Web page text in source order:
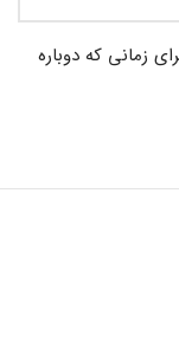
زمانی که دوباره